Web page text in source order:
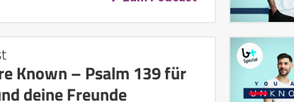
Known – Psalm 139 für
deine Freunde